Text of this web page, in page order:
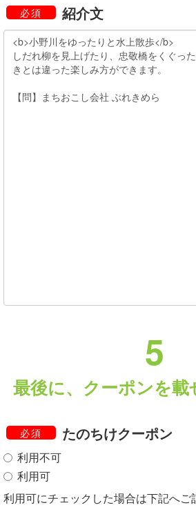
必須 紹介文
5
最後に、クーポンを載
必須 たのちけクーポン
利用不可
利用可
利用可にチェックした場合は下記へご